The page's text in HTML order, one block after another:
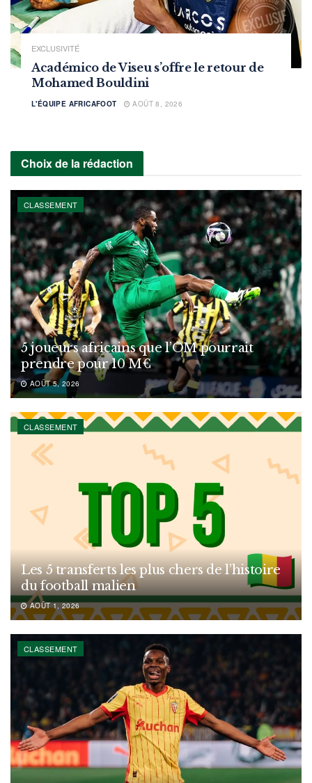
EXCLUSIVITÉ
Académico de Viseu s’offre le retour de
Mohamed Bouldini
L'ÉQUIPE AFRICAFOOT AOÛT 8, 2026
Choix de la rédaction
CLASSEMENT
5 joueurs africains que l’OM pourrait
prendre pour 10 M€
AOÛT 5, 2026
CLASSEMENT
Les 5 transferts les plus chers de l’histoire
du football malien
AOÛT 1, 2026
CLASSEMENT